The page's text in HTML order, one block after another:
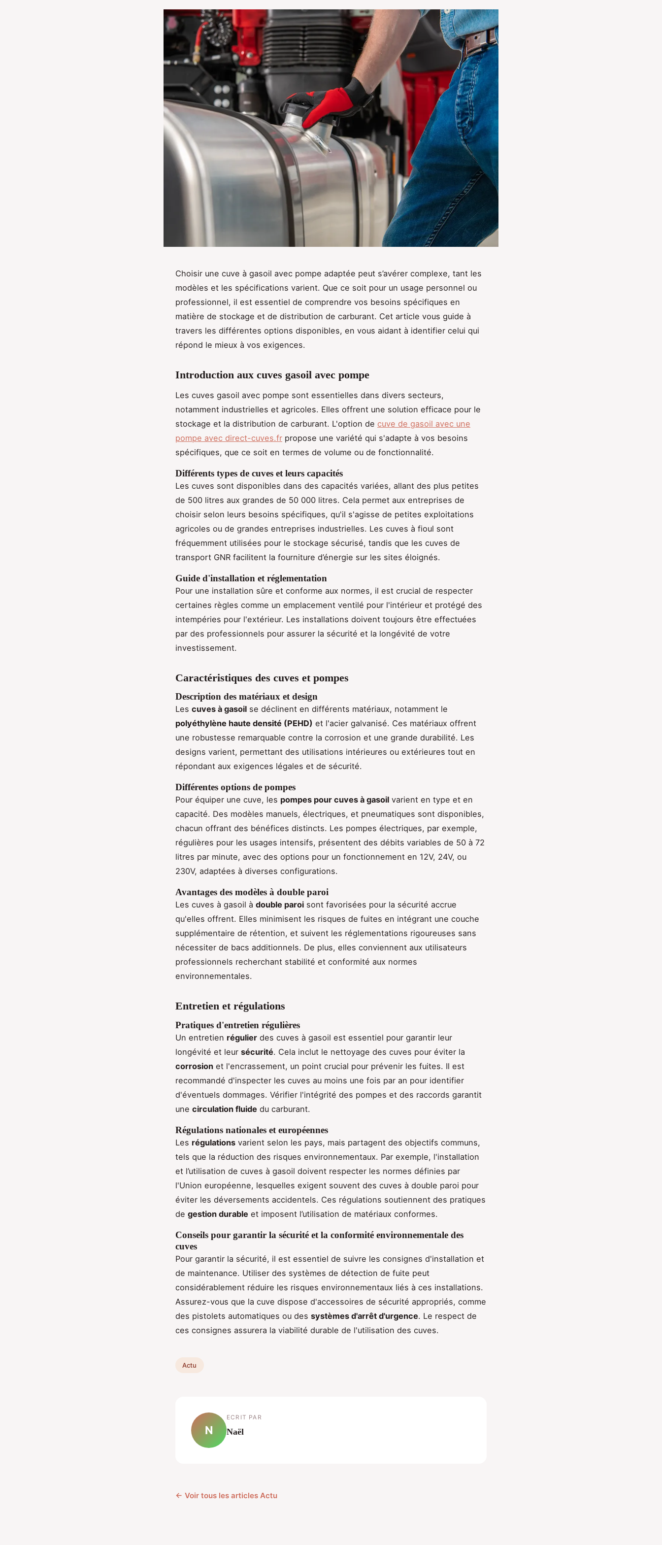
Choisir une cuve à gasoil avec pompe adaptée peut s’avérer complexe, tant les
modèles et les spécifications varient. Que ce soit pour un usage personnel ou
professionnel, il est essentiel de comprendre vos besoins spécifiques en
matière de stockage et de distribution de carburant. Cet article vous guide à
travers les différentes options disponibles, en vous aidant à identifier celui qui
répond le mieux à vos exigences.
Introduction aux cuves gasoil avec pompe
Les cuves gasoil avec pompe sont essentielles dans divers secteurs,
notamment industrielles et agricoles. Elles offrent une solution efficace pour le
stockage et la distribution de carburant. L'option de cuve de gasoil avec une
pompe avec direct-cuves.fr propose une variété qui s'adapte à vos besoins
spécifiques, que ce soit en termes de volume ou de fonctionnalité.
Différents types de cuves et leurs capacités
Les cuves sont disponibles dans des capacités variées, allant des plus petites
de 500 litres aux grandes de 50 000 litres. Cela permet aux entreprises de
choisir selon leurs besoins spécifiques, qu'il s'agisse de petites exploitations
agricoles ou de grandes entreprises industrielles. Les cuves à fioul sont
fréquemment utilisées pour le stockage sécurisé, tandis que les cuves de
transport GNR facilitent la fourniture d’énergie sur les sites éloignés.
Guide d'installation et réglementation
Pour une installation sûre et conforme aux normes, il est crucial de respecter
certaines règles comme un emplacement ventilé pour l'intérieur et protégé des
intempéries pour l'extérieur. Les installations doivent toujours être effectuées
par des professionnels pour assurer la sécurité et la longévité de votre
investissement.
Caractéristiques des cuves et pompes
Description des matériaux et design
Les cuves à gasoil se déclinent en différents matériaux, notamment le
polyéthylène haute densité (PEHD) et l'acier galvanisé. Ces matériaux offrent
une robustesse remarquable contre la corrosion et une grande durabilité. Les
designs varient, permettant des utilisations intérieures ou extérieures tout en
répondant aux exigences légales et de sécurité.
Différentes options de pompes
Pour équiper une cuve, les pompes pour cuves à gasoil varient en type et en
capacité. Des modèles manuels, électriques, et pneumatiques sont disponibles,
chacun offrant des bénéfices distincts. Les pompes électriques, par exemple,
régulières pour les usages intensifs, présentent des débits variables de 50 à 72
litres par minute, avec des options pour un fonctionnement en 12V, 24V, ou
230V, adaptées à diverses configurations.
Avantages des modèles à double paroi
Les cuves à gasoil à double paroi sont favorisées pour la sécurité accrue
qu'elles offrent. Elles minimisent les risques de fuites en intégrant une couche
supplémentaire de rétention, et suivent les réglementations rigoureuses sans
nécessiter de bacs additionnels. De plus, elles conviennent aux utilisateurs
professionnels recherchant stabilité et conformité aux normes
environnementales.
Entretien et régulations
Pratiques d'entretien régulières
Un entretien régulier des cuves à gasoil est essentiel pour garantir leur
longévité et leur sécurité. Cela inclut le nettoyage des cuves pour éviter la
corrosion et l'encrassement, un point crucial pour prévenir les fuites. Il est
recommandé d'inspecter les cuves au moins une fois par an pour identifier
d'éventuels dommages. Vérifier l'intégrité des pompes et des raccords garantit
une circulation fluide du carburant.
Régulations nationales et européennes
Les régulations varient selon les pays, mais partagent des objectifs communs,
tels que la réduction des risques environnementaux. Par exemple, l'installation
et l’utilisation de cuves à gasoil doivent respecter les normes définies par
l'Union européenne, lesquelles exigent souvent des cuves à double paroi pour
éviter les déversements accidentels. Ces régulations soutiennent des pratiques
de gestion durable et imposent l’utilisation de matériaux conformes.
Conseils pour garantir la sécurité et la conformité environnementale des
cuves
Pour garantir la sécurité, il est essentiel de suivre les consignes d'installation et
de maintenance. Utiliser des systèmes de détection de fuite peut
considérablement réduire les risques environnementaux liés à ces installations.
Assurez-vous que la cuve dispose d'accessoires de sécurité appropriés, comme
des pistolets automatiques ou des systèmes d'arrêt d'urgence. Le respect de
ces consignes assurera la viabilité durable de l'utilisation des cuves.
Actu
N
ECRIT PAR
Naël
← Voir tous les articles Actu